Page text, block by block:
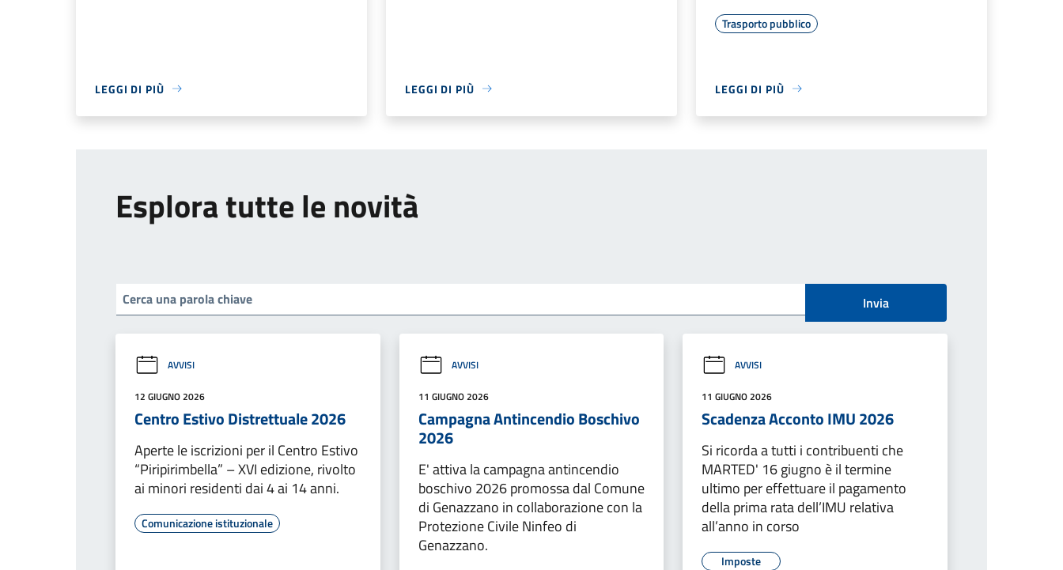
LEGGI DI PIÙ LEGGI DI PIÙ
Trasporto pubblico
LEGGI DI PIÙ
Esplora tutte le novità
Invia
AVVISI
12 GIUGNO 2026
Centro Estivo Distrettuale 2026
Aperte le iscrizioni per il Centro Estivo
“Piripirimbella” – XVI edizione, rivolto
ai minori residenti dai 4 ai 14 anni.
Comunicazione istituzionale
AVVISI
11 GIUGNO 2026
Campagna Antincendio Boschivo
2026
E' attiva la campagna antincendio
boschivo 2026 promossa dal Comune
di Genazzano in collaborazione con la
Protezione Civile Ninfeo di
Genazzano.
AVVISI
11 GIUGNO 2026
Scadenza Acconto IMU 2026
Si ricorda a tutti i contribuenti che
MARTED' 16 giugno è il termine
ultimo per effettuare il pagamento
della prima rata dell’IMU relativa
all’anno in corso
Imposte